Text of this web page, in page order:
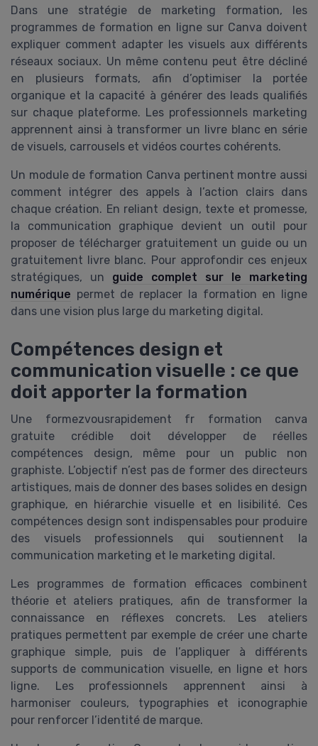
Dans une stratégie de marketing formation, les
programmes de formation en ligne sur Canva doivent
expliquer comment adapter les visuels aux différents
réseaux sociaux. Un même contenu peut être décliné
en plusieurs formats, afin d’optimiser la portée
organique et la capacité à générer des leads qualifiés
sur chaque plateforme. Les professionnels marketing
apprennent ainsi à transformer un livre blanc en série
de visuels, carrousels et vidéos courtes cohérents.
Un module de formation Canva pertinent montre aussi
comment intégrer des appels à l’action clairs dans
chaque création. En reliant design, texte et promesse,
la communication graphique devient un outil pour
proposer de télécharger gratuitement un guide ou un
gratuitement livre blanc. Pour approfondir ces enjeux
stratégiques, un guide complet sur le marketing
numérique permet de replacer la formation en ligne
dans une vision plus large du marketing digital.
Compétences design et
communication visuelle : ce que
doit apporter la formation
Une formezvousrapidement fr formation canva
gratuite crédible doit développer de réelles
compétences design, même pour un public non
graphiste. L’objectif n’est pas de former des directeurs
artistiques, mais de donner des bases solides en design
graphique, en hiérarchie visuelle et en lisibilité. Ces
compétences design sont indispensables pour produire
des visuels professionnels qui soutiennent la
communication marketing et le marketing digital.
Les programmes de formation efficaces combinent
théorie et ateliers pratiques, afin de transformer la
connaissance en réflexes concrets. Les ateliers
pratiques permettent par exemple de créer une charte
graphique simple, puis de l’appliquer à différents
supports de communication visuelle, en ligne et hors
ligne. Les professionnels apprennent ainsi à
harmoniser couleurs, typographies et iconographie
pour renforcer l’identité de marque.